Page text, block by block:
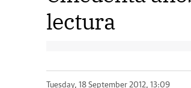
lectura
Tuesday, 18 September 2012, 13:09